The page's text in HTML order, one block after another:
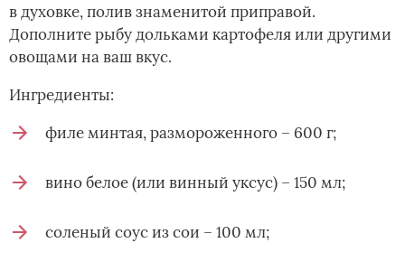
в духовке, полив знаменитой приправой.
Дополните рыбу дольками картофеля или другими
овощами на ваш вкус.
Ингредиенты:
филе минтая, размороженного – 600 г;
вино белое (или винный уксус) – 150 мл;
соленый соус из сои – 100 мл;